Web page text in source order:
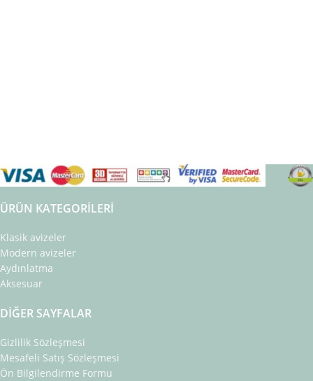
ÜRÜN KATEGORILERI
Klasik avizeler
Modern avizeler
Aydınlatma
Aksesuar
DIĞER SAYFALAR
Gizlilik Sözleşmesi
Mesafeli Satış Sözleşmesi
Ön Bilgilendirme Formu